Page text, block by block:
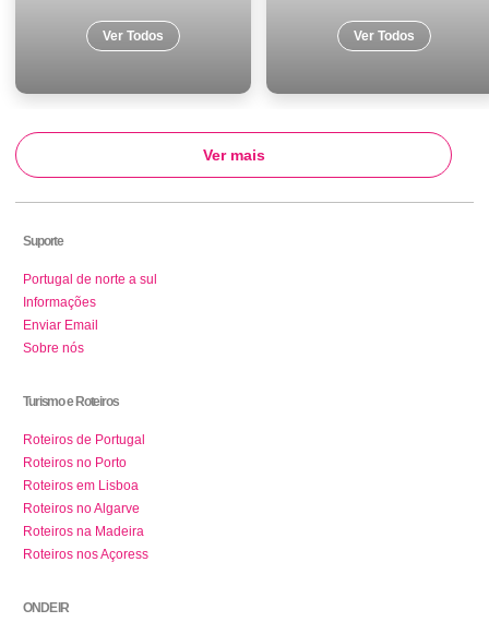
Ver Todos Ver Todos
Ver mais
Suporte
Portugal de norte a sul
Informações
Enviar Email
Sobre nós
Turismo e Roteiros
Roteiros de Portugal
Roteiros no Porto
Roteiros em Lisboa
Roteiros no Algarve
Roteiros na Madeira
Roteiros nos Açoress
ONDE IR